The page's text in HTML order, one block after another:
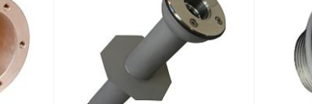
заказ К сравнению Под заказ
В
К